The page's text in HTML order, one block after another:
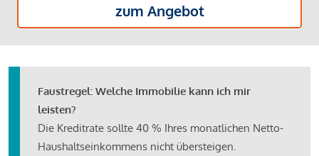
zum Angebot
Faustregel: Welche Immobilie kann ich mir
leisten?
Die Kreditrate sollte 40 % Ihres monatlichen Netto-
Haushaltseinkommens nicht übersteigen.